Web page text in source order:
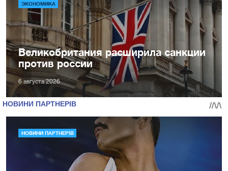
ЭКОНОМИКА
Великобритания расширила санкции
против россии
6 августа 2026